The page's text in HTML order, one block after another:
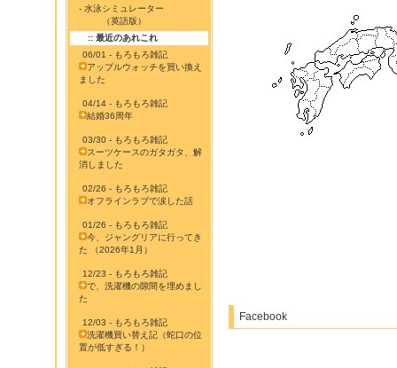
- 水泳シミュレーター
（英語版）
:: 最近のあれこれ
06/01 - もろもろ雑記
アップルウォッチを買い換え
ました
04/14 - もろもろ雑記
結婚36周年
03/30 - もろもろ雑記
スーツケースのガタガタ、解
消しました
02/26 - もろもろ雑記
オフラインラブで涙した話
01/26 - もろもろ雑記
今、ジャングリアに行ってき
た （2026年1月）
12/23 - もろもろ雑記
で、洗濯機の隙間を埋めまし
た
12/03 - もろもろ雑記
洗濯機買い替え記（蛇口の位
置が低すぎる！）
Facebook